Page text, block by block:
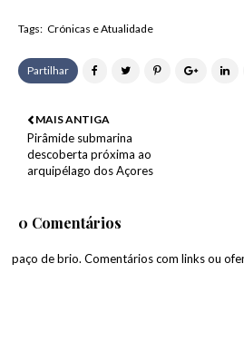
Tags: Crónicas e Atualidade
Partilhar
MAIS ANTIGA
Pirâmide submarina
descoberta próxima ao
arquipélago dos Açores
0 Comentários
paço de brio. Comentários com links ou